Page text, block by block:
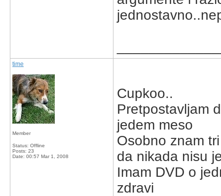
time
Member
Status: Offline
Posts: 23
Date: 00:57 Mar 1, 2008
Cupkoo..
Pretpostavljam
jedem meso
Osobno znam
da nikada nisu
Imam DVD o
zdravi